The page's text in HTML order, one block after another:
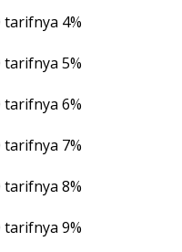
tarifnya 4%
tarifnya 5%
tarifnya 6%
tarifnya 7%
tarifnya 8%
tarifnya 9%